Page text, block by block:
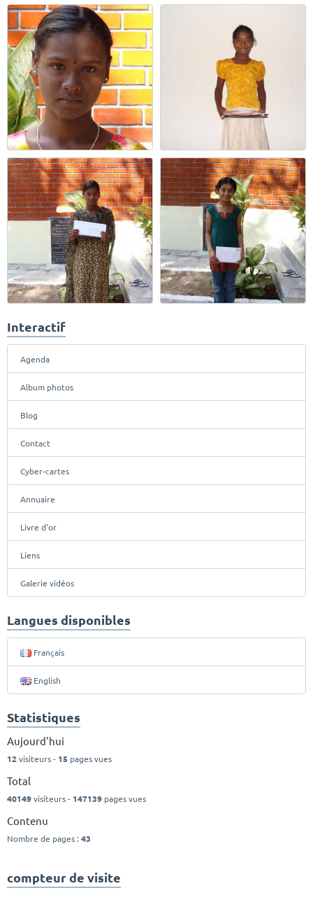
Interactif
Agenda
Album photos
Blog
Contact
Cyber-cartes
Annuaire
Livre d'or
Liens
Galerie vidéos
Langues disponibles
Français
English
Statistiques
Aujourd'hui
12visiteurs - 15 pages vues
Total
40149visiteurs - 147139 pages vues
Contenu
Nombre de pages : 43
compteur de visite